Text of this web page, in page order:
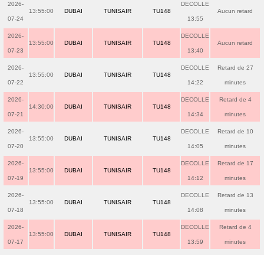
2026-
07-24
13:55:00 DUBAI TUNISAIR TU148
DECOLLE
13:55
Aucun retard
2026-
07-23
13:55:00 DUBAI TUNISAIR TU148
DECOLLE
13:40
Aucun retard
2026-
07-22
13:55:00 DUBAI TUNISAIR TU148
DECOLLE
14:22
Retard de 27
minutes
2026-
07-21
14:30:00 DUBAI TUNISAIR TU148
DECOLLE
14:34
Retard de 4
minutes
2026-
07-20
13:55:00 DUBAI TUNISAIR TU148
DECOLLE
14:05
Retard de 10
minutes
2026-
07-19
13:55:00 DUBAI TUNISAIR TU148
DECOLLE
14:12
Retard de 17
minutes
2026-
07-18
13:55:00 DUBAI TUNISAIR TU148
DECOLLE
14:08
Retard de 13
minutes
2026-
07-17
13:55:00 DUBAI TUNISAIR TU148
DECOLLE
13:59
Retard de 4
minutes